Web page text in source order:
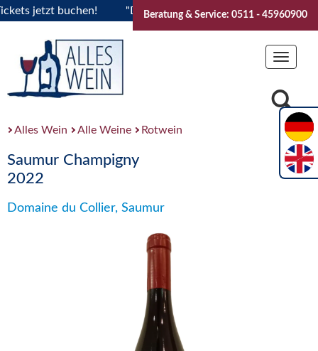
jetzt buchen! "Das Sommerfest 2026" Vive la
Beratung & Service: 0511 - 45960900
Toggle
Alles Wein Alle Weine Rotwein
Saumur Champigny
2022
Domaine du Collier, Saumur